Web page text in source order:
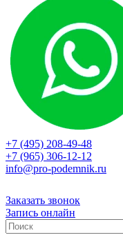
+7 (495) 208-49-48
+7 (965) 306-12-12
info@pro-podemnik.ru
Заказать звонок
Запись онлайн